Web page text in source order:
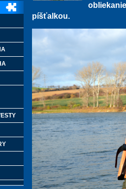
píšťalkou.